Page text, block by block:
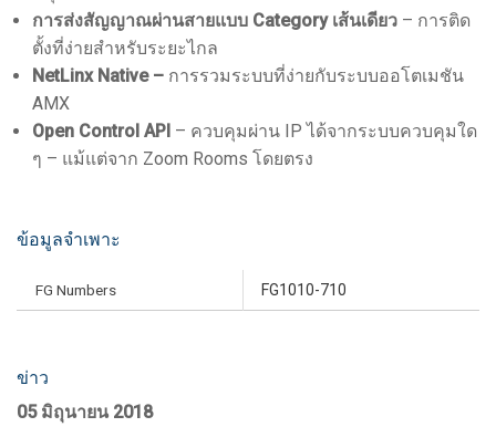
การส่งสัญญาณผ่านสายแบบ Category เส้นเดียว – การติด
ตั้งที่ง่ายสำหรับระยะไกล
NetLinx Native – การรวมระบบที่ง่ายกับระบบออโตเมชัน
AMX
Open Control API – ควบคุมผ่าน IP ได้จากระบบควบคุมใด
ๆ – แม้แต่จาก Zoom Rooms โดยตรง
ข้อมูลจำเพาะ
FG Numbers FG1010-710
ข่าว
05 มิถุนายน 2018